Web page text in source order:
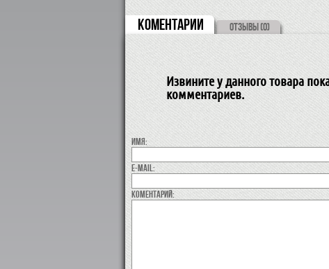
КОМЕНТАРИИ ОТЗЫВЫ (0)
Извините у данного товара
комментариев.
Имя:
E-MAIL:
коментарий: